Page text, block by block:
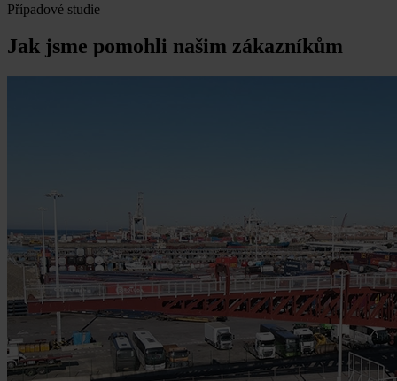
Případové studie
Jak jsme pomohli našim zákazníkům